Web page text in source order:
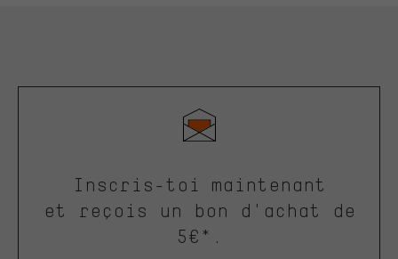
Inscris-toi maintenant
et reçois un bon d'achat de
5€*.